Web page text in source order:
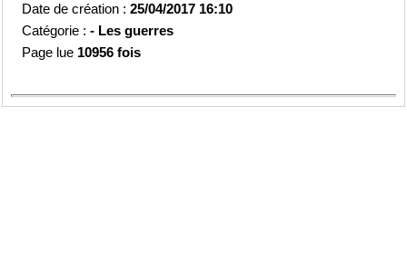
Date de création :25/04/2017 16:10
Catégorie :- Les guerres
Page lue 10956 fois